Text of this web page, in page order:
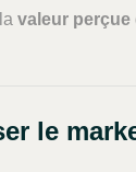
valeur perçue
le